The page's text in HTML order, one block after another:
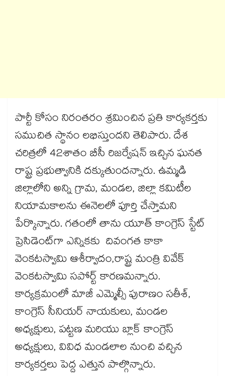
పార్టీ కోసం నిరంతరం శ్రమించిన ప్రతి కార్యకర్తకు
సముచిత స్థానం లభిస్తుందని తెలిపారు. దేశ
చరిత్రలో 42శాతం బీసీ రిజర్వేషన్ ​ఇచ్చిన ఘనత
రాష్ట్ర ప్రభుత్వానికి దక్కుతుందన్నారు. ఉమ్మడి
జిల్లాలోని అన్ని గ్రామ, మండల, జిల్లా కమిటీల
నియామకాలను ఈనెలలో పూర్తి చేస్తామని
పేర్కొన్నారు. గతంలో తాను యూత్​ కాంగ్రెస్​ స్టేట్ ​
ప్రెసిడెంట్​గా ఎన్నికకు దివంగత కాకా
వెంకటస్వామి ఆశీర్వాదం,రాష్ట్ర మంత్రి వివేక్​
వెంకటస్వామి సపోర్ట్ కారణమన్నారు.
కార్యక్రమంలో మాజీ ఎమ్మెల్సీ పురాణం సతీశ్,
కాంగ్రెస్ సీనియర్ నాయకులు, మండల
అధ్యక్షులు, పట్టణ మరియు బ్లాక్ కాంగ్రెస్
అధ్యక్షులు, వివిధ మండలాల నుంచి వచ్చిన
కార్యకర్తలు పెద్ద ఎత్తున పాల్గొన్నారు.